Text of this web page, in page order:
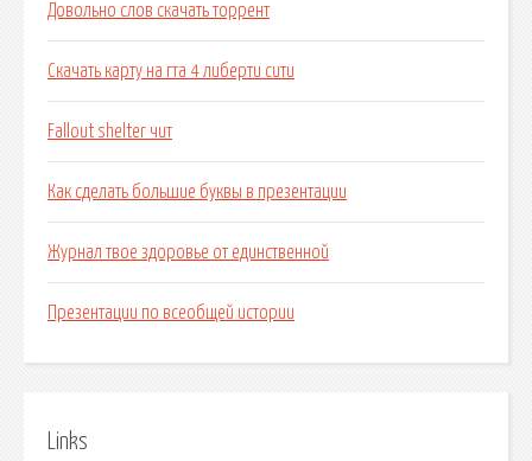
Довольно слов скачать торрент
Скачать карту на гта 4 либерти сити
Fallout shelter чит
Как сделать большие буквы в презентации
Журнал твое здоровье от единственной
Презентации по всеобщей истории
Links